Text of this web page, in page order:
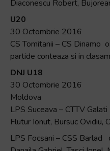
Diaconescu Robert,
U20
30 Octombrie 2016
CS Tomitanii – CS Dinamo
partide conteaza si in
DNJ U18
30 Octombrie 2016
Moldova
LPS Suceava – CTTV
Flutur Ionut, Bursuc Ovidiu,
LPS Focsani – CSS Barlad